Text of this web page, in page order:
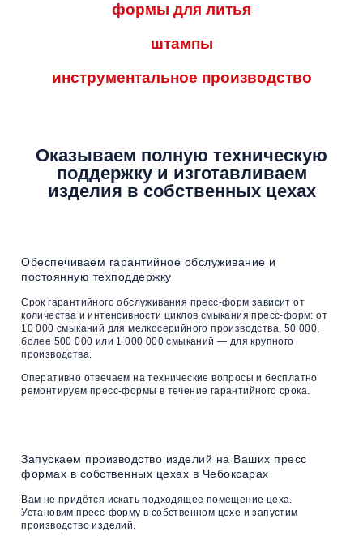
формы для литья
штампы
инструментальное производство
Оказываем полную техническую
поддержку и изготавливаем
изделия в собственных цехах
Обеспечиваем гарантийное обслуживание и
постоянную техподдержку
Срок гарантийного обслуживания пресс-форм зависит от
количества и интенсивности циклов смыкания пресс-форм: от
10 000 смыканий для мелкосерийного производства, 50 000,
более 500 000 или 1 000 000 смыканий — для крупного
производства.
Оперативно отвечаем на технические вопросы и бесплатно
ремонтируем пресс-формы в течение гарантийного срока.
Запускаем производство изделий на Ваших пресс
формах в собственных цехах в Чебоксарах
Вам не придётся искать подходящее помещение цеха.
Установим пресс-форму в собственном цехе и запустим
производство изделий.